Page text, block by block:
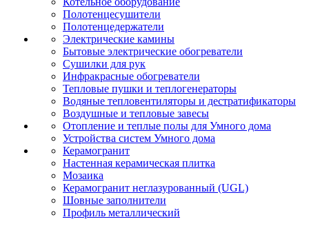
Полотенцесушители
Полотенцедержатели
Электрические камины
Бытовые электрические обогреватели
Сушилки для рук
Инфракрасные обогреватели
Тепловые пушки и теплогенераторы
Водяные тепловентиляторы и дестратификаторы
Воздушные и тепловые завесы
Отопление и теплые полы для Умного дома
Устройства систем Умного дома
Керамогранит
Настенная керамическая плитка
Мозаика
Керамогранит неглазурованный (UGL)
Шовные заполнители
Профиль металлический